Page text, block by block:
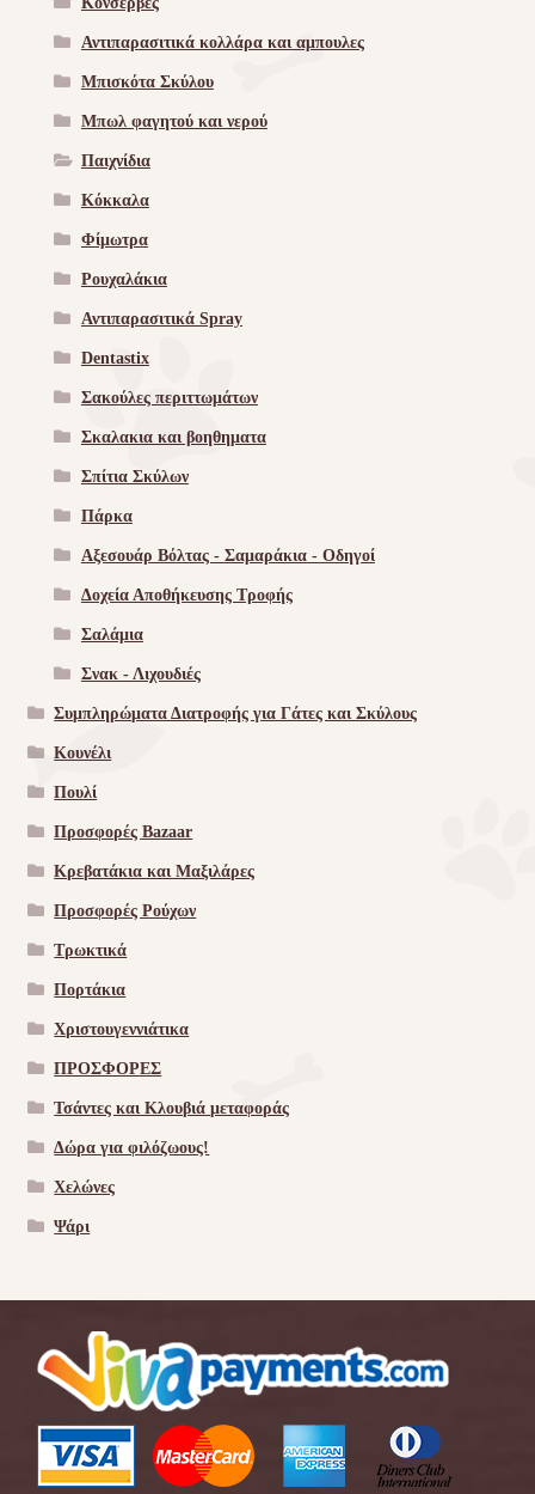
Αντιπαρασιτικά κολλάρα και αμπουλες
Μπισκότα Σκύλου
Μπωλ φαγητού και νερού
Παιχνίδια
Κόκκαλα
Φίμωτρα
Ρουχαλάκια
Αντιπαρασιτικά Spray
Dentastix
Σακούλες περιττωμάτων
Σκαλακια και βοηθηματα
Σπίτια Σκύλων
Πάρκα
Αξεσουάρ Βόλτας - Σαμαράκια - Οδηγοί
Δοχεία Αποθήκευσης Τροφής
Σαλάμια
Σνακ - Λιχουδιές
Συμπληρώματα Διατροφής για Γάτες και Σκύλους
Κουνέλι
Πουλί
Προσφορές Bazaar
Κρεβατάκια και Μαξιλάρες
Προσφορές Ρούχων
Τρωκτικά
Πορτάκια
Χριστουγεννιάτικα
ΠΡΟΣΦΟΡΕΣ
Τσάντες και Κλουβιά μεταφοράς
Δώρα για φιλόζωους!
Χελώνες
Ψάρι